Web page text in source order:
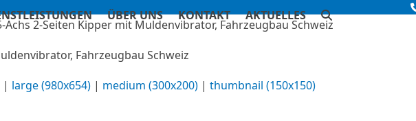
ÜBER UNS KONTAKT AKTUELLES
Fahrzeugbau Schweiz
| large (980x654) | medium (300x200) |thumbnail (150x150)